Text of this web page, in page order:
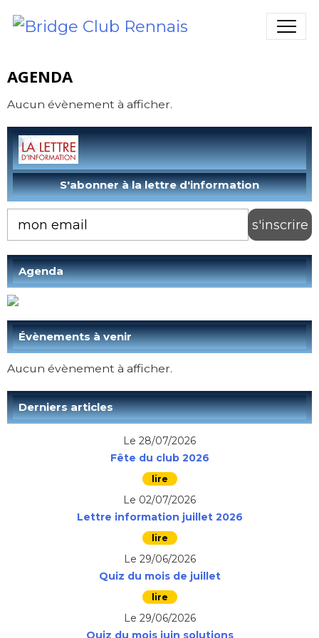
AGENDA
Aucun évènement à afficher.
Agenda
Évènements à venir
Aucun évènement à afficher.
Derniers articles
Le 28/07/2026
Fête du club 2026
Le 02/07/2026
Lettre information juillet 2026
Le 29/06/2026
Quiz du mois de juillet
Le 29/06/2026
Quiz du mois juin solutions